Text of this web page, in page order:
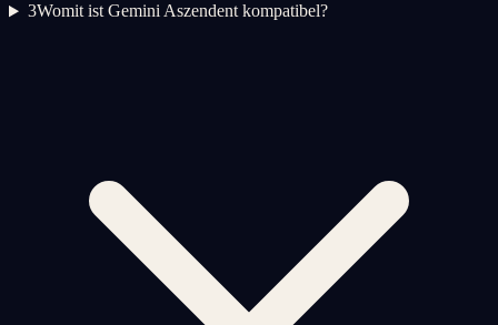
3Womit ist Gemini Aszendent kompatibel?